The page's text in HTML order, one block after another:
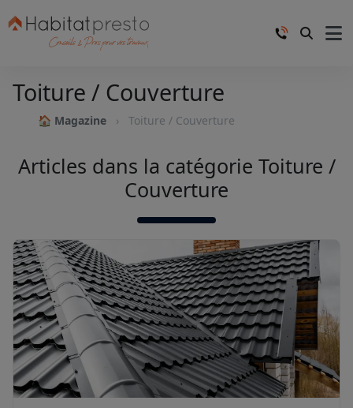
Toiture / Couverture
🏠 Magazine Toiture / Couverture
Articles dans la catégorie Toiture /
Couverture